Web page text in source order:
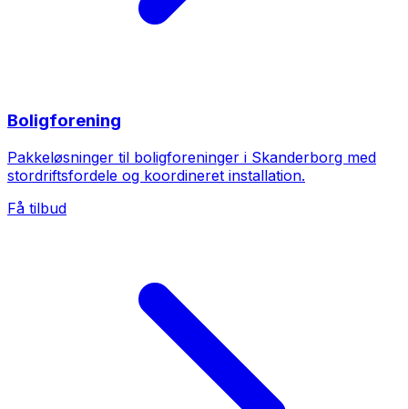
Boligforening
Pakkeløsninger til boligforeninger i Skanderborg med
stordriftsfordele og koordineret installation.
Få tilbud